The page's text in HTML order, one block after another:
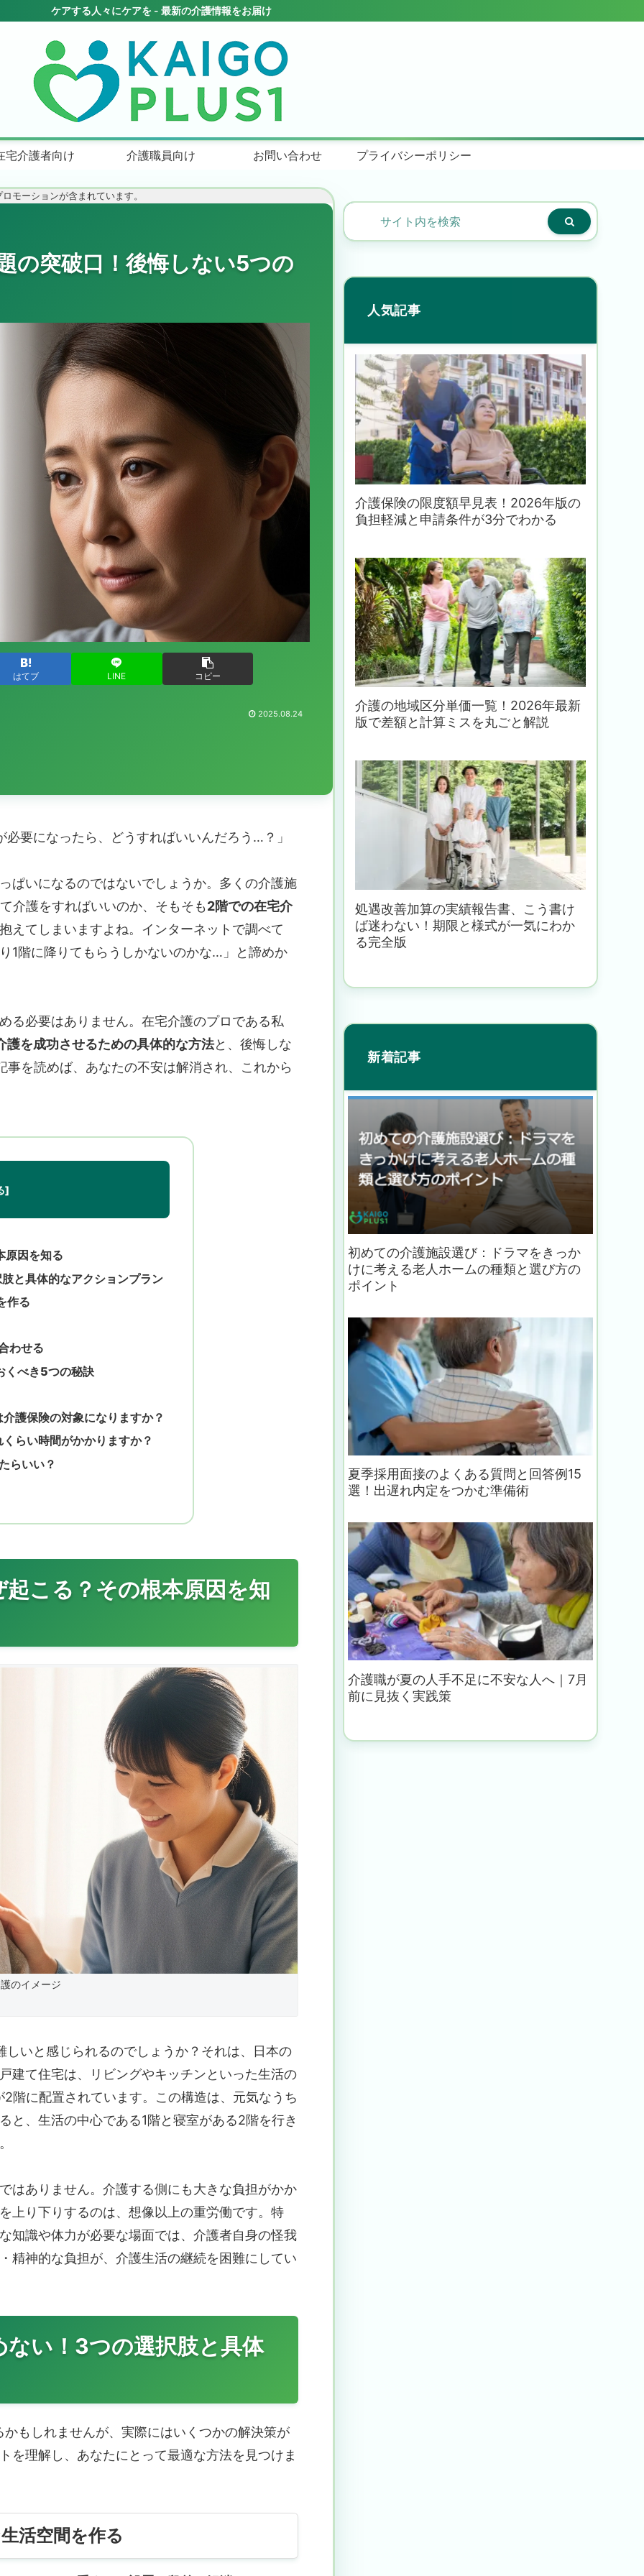
宅介護者向け 介護職員向け お問い合わせ プライバシーポリシー
モーションが含まれています。
の突破口！後悔しない5つの
はてブ LINE コピー
2025.08.24
要になったら、どうすればいいんだろう…？」
ぱいになるのではないでしょうか。多くの介護施
介護をすればいいのか、そもそも2階での在宅介
えてしまいますよね。インターネットで調べて
1階に降りてもらうしかないのかな…」と諦めか
る必要はありません。在宅介護のプロである私
護を成功させるための具体的な方法と、後悔しな
事を読めば、あなたの不安は解消され、これから
原因を知る
と具体的なアクションプラン
作る
わせる
くべき5つの秘訣
護保険の対象になりますか？
らい時間がかかりますか？
らいい？
こる？その根本原因を知
のイメージ
しいと感じられるのでしょうか？それは、日本の
建て住宅は、リビングやキッチンといった生活の
階に配置されています。この構造は、元気なうち
と、生活の中心である1階と寝室がある2階を行き
はありません。介護する側にも大きな負担がかか
上り下りするのは、想像以上の重労働です。特
知識や体力が必要な場面では、介護者自身の怪我
精神的な負担が、介護生活の継続を困難にしてい
い！3つの選択肢と具体
もしれませんが、実際にはいくつかの解決策が
を理解し、あなたにとって最適な方法を見つけま
活空間を作る
人気記事
介護保険の限度額早見表！2026年版の
負担軽減と申請条件が3分でわかる
介護の地域区分単価一覧！2026年最新
版で差額と計算ミスを丸ごと解説
処遇改善加算の実績報告書、こう書け
ば迷わない！期限と様式が一気にわか
る完全版
新着記事
初めての介護施設選び：ドラマをきっか
けに考える老人ホームの種類と選び方の
ポイント
夏季採用面接のよくある質問と回答例15
選！出遅れ内定をつかむ準備術
介護職が夏の人手不足に不安な人へ｜7月
前に見抜く実践策